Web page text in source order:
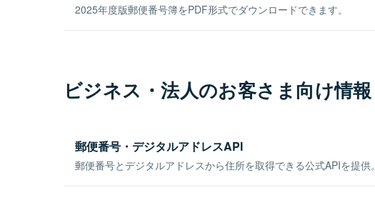
2025年度版郵便番号簿をPDF形式でダウンロードできます。
ビジネス・法人のお客さま向け情報
郵便番号・デジタルアドレスAPI
郵便番号とデジタルアドレスから住所を取得できる公式APIを提供。